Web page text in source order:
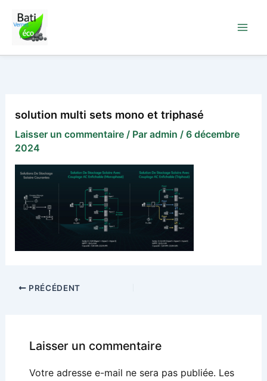
contenu
solution multi sets mono et triphasé
Laisser un commentaire / Par admin / 6 décembre
2024
PRÉCÉDENT
Laisser un commentaire
Votre adresse e-mail ne sera pas publiée. Les